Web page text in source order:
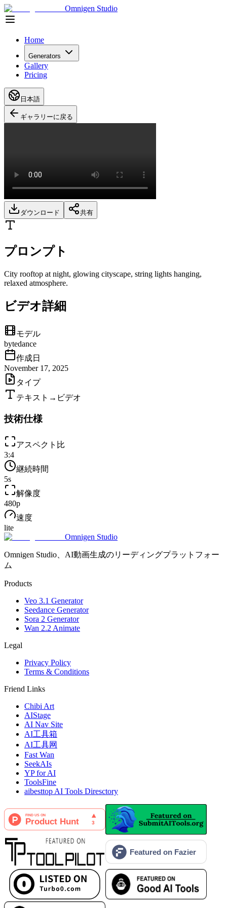
Omnigen Studio
Home
Generators
Gallery
Pricing
日本語
ギャラリーに戻る
ダウンロード 共有
プロンプト
City rooftop at night, glowing cityscape, string lights hanging,
relaxed atmosphere.
ビデオ詳細
モデル
bytedance
作成日
November 17, 2025
タイプ
テキスト→ビデオ
技術仕様
アスペクト比
3:4
継続時間
5s
解像度
480p
速度
lite
Omnigen Studio
Omnigen Studio、AI動画生成のリーディングプラットフォー
ム
Products
Veo 3.1 Generator
Seedance Generator
Sora 2 Generator
Wan 2.2 Animate
Legal
Privacy Policy
Terms & Conditions
Friend Links
Chibi Art
AIStage
AI Nav Site
AI工具箱
AI工具网
Fast Wan
SeekAIs
YP for AI
ToolsFine
aibesttop AI Tools Diresctory